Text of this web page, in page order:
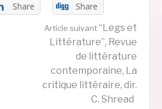
Share Share
Article suivant“Legs et
Littérature”, Revue
de littérature
contemporaine, La
critique littéraire, dir.
C. Shread